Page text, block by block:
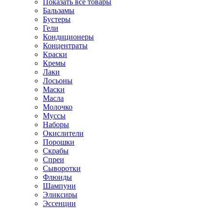
Показать все товары
Бальзамы
Бустеры
Гели
Кондиционеры
Концентраты
Краски
Кремы
Лаки
Лосьоны
Маски
Масла
Молочко
Муссы
Наборы
Окислители
Порошки
Скрабы
Спреи
Сыворотки
Флюиды
Шампуни
Эликсиры
Эссенции